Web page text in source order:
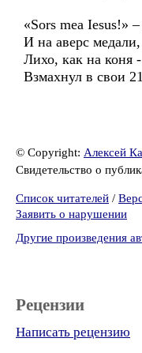
«Sors mea Iesus!»
И на аверс медали,
Лихо, как на коня -
Взмахнул в свои
© Copyright: Алексей
Свидетельство о
Список читателей /
Заявить о нарушении
Другие произведения
Рецензии
Написать рецензию